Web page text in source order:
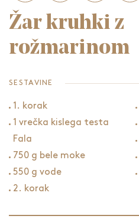
Žar kruhki z
rožmarinom
SESTAVINE
1. korak
1 vrečka kislega testa
Fala
750 g bele moke
550 g vode
2. korak